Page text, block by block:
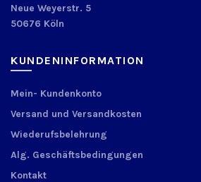
Neue Weyerstr. 5
50676 Köln
KUNDENINFORMATION
Mein- Kundenkonto
Versand und Versandkosten
Wiederufsbelehrung
Alg. Geschäftsbedingungen
Kontakt